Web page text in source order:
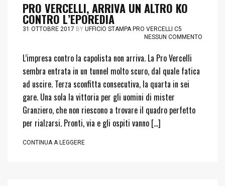
PRO VERCELLI, ARRIVA UN ALTRO KO
CONTRO L’EPOREDIA
31 OTTOBRE 2017 BY UFFICIO STAMPA PRO VERCELLI C5
NESSUN COMMENTO
L’impresa contro la capolista non arriva. La Pro Vercelli
sembra entrata in un tunnel molto scuro, dal quale fatica
ad uscire. Terza sconfitta consecutiva, la quarta in sei
gare. Una sola la vittoria per gli uomini di mister
Granziero, che non riescono a trovare il quadro perfetto
per rialzarsi. Pronti, via e gli ospiti vanno […]
CONTINUA A LEGGERE